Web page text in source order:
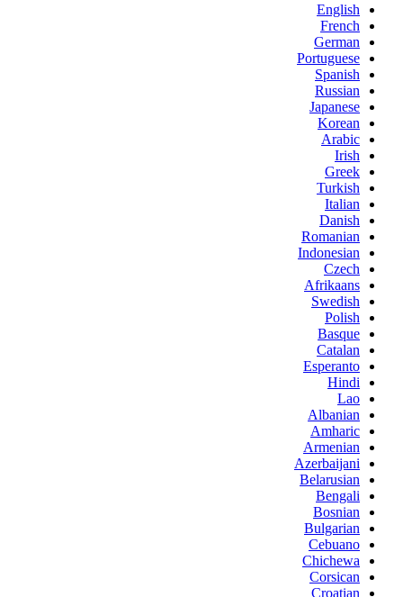
English
French
German
Portuguese
Spanish
Russian
Japanese
Korean
Arabic
Irish
Greek
Turkish
Italian
Danish
Romanian
Indonesian
Czech
Afrikaans
Swedish
Polish
Basque
Catalan
Esperanto
Hindi
Lao
Albanian
Amharic
Armenian
Azerbaijani
Belarusian
Bengali
Bosnian
Bulgarian
Cebuano
Chichewa
Corsican
Croatian